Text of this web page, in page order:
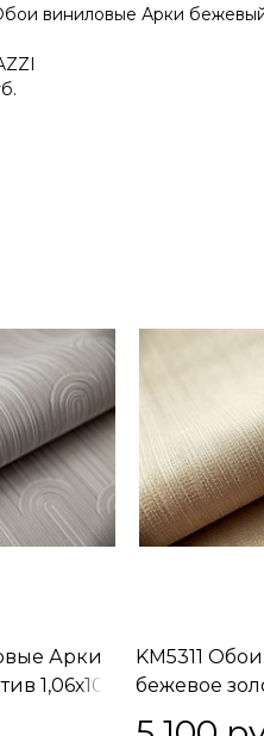
виниловые Арки бежевый
Арки
1,06х10
KM5311
бежевое
E)